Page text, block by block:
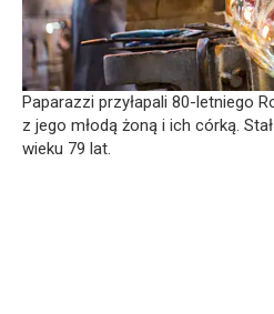
Paparazzi przyłapali 80-letniego
z jego młodą żoną i ich córką.
wieku 79 lat.